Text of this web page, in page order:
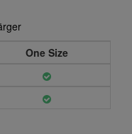
One Size